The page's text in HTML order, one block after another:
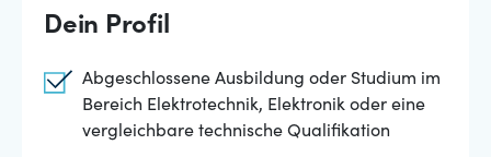
Dein Profil
Abgeschlossene Ausbildung oder Studium im
Bereich Elektrotechnik, Elektronik oder eine
vergleichbare technische Qualifikation